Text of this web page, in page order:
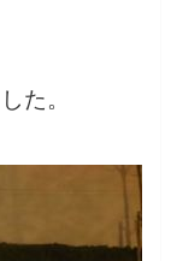
た。